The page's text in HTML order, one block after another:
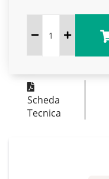
Scheda
Tecnica